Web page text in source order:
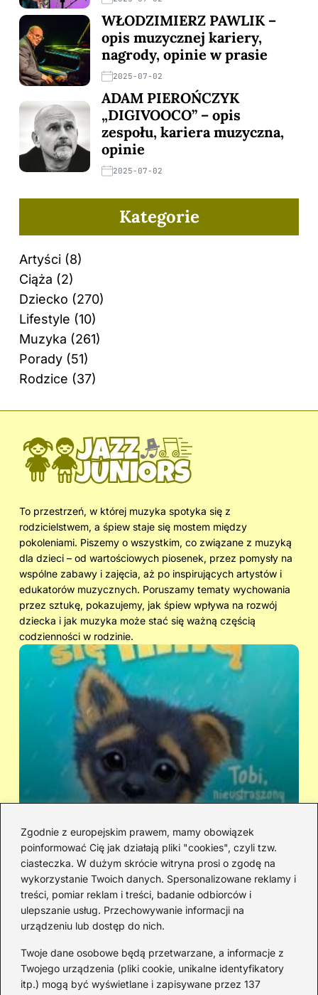
Zgodnie z europejskim prawem, mamy obowiązek
poinformować Cię jak działają pliki "cookies", czyli tzw.
ciasteczka. W dużym skrócie witryna prosi o zgodę na
wykorzystanie Twoich danych. Spersonalizowane reklamy i
treści, pomiar reklam i treści, badanie odbiorców i
ulepszanie usług. Przechowywanie informacji na
urządzeniu lub dostęp do nich.
Twoje dane osobowe będą przetwarzane, a informacje z
Twojego urządzenia (pliki cookie, unikalne identyfikatory
itp.) mogą być wyświetlane i zapisywane przez 137
WŁODZIMIERZ PAWLIK –
opis muzycznej kariery,
nagrody, opinie w prasie
2025-07-02
ADAM PIEROŃCZYK
„DIGIVOOCO” – opis
zespołu, kariera muzyczna,
opinie
2025-07-02
Kategorie
Artyści (8)
Ciąża (2)
Dziecko (270)
Lifestyle (10)
Muzyka (261)
Porady (51)
Rodzice (37)
To przestrzeń, w której muzyka spotyka się z
rodzicielstwem, a śpiew staje się mostem między
pokoleniami. Piszemy o wszystkim, co związane z muzyką
dla dzieci – od wartościowych piosenek, przez pomysły na
wspólne zabawy i zajęcia, aż po inspirujących artystów i
edukatorów muzycznych. Poruszamy tematy wychowania
przez sztukę, pokazujemy, jak śpiew wpływa na rozwój
dziecka i jak muzyka może stać się ważną częścią
codzienności w rodzinie.
Kto śpiewa „Zaopiekuj się mną”? IRA
czy Rezerwat — prawda o dwóch
wersjach
Redakcja
JazzJuniors.pl to miejsce dla rodziców, nauczycieli,
animatorów i wszystkich, którzy wierzą, że muzyka to coś